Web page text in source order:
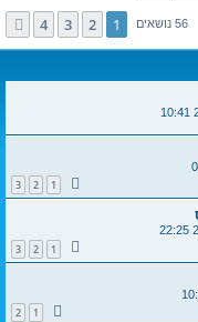
56 נושאים 1
2
3
4 הבא
2
3
2
3
2